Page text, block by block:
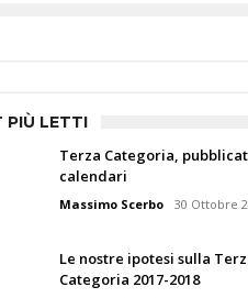
PIÙ LETTI
Terza Categoria,
calendari
Massimo Scerbo 30 Ottobre
Le nostre ipotesi sulla
Categoria 2017-2018